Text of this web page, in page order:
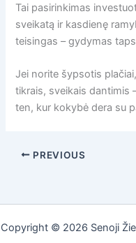
Tai pasirinkimas
sveikatą ir kasdienę
teisingas – gydymas
Jei norite šypsotis
tikrais, sveikais dantimis
ten, kur kokybė dera su
PREVIOUS
Copyright © 2026 Senoji